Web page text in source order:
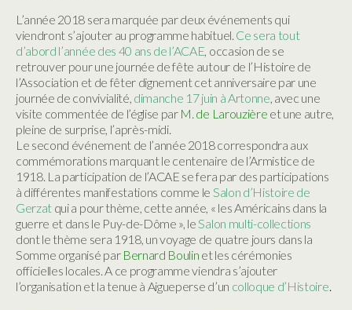
L’année 2018 sera marquée par deux événements qui
viendront s’ajouter au programme habituel. Ce sera tout
d’abord l’année des 40 ans de l’ACAE, occasion de se
retrouver pour une journée de fête autour de l’Histoire de
l’Association et de fêter dignement cet anniversaire par une
journée de convivialité, dimanche 17 juin à Artonne, avec une
visite commentée de l’église par M. de Larouzière et une autre,
pleine de surprise, l’après-midi.
Le second événement de l’année 2018 correspondra aux
commémorations marquant le centenaire de l’Armistice de
1918. La participation de l’ACAE se fera par des participations
à différentes manifestations comme le Salon d’Histoire de
Gerzat qui a pour thème, cette année, « les Américains dans la
guerre et dans le Puy-de-Dôme », leSalon multi-collections
dont le thème sera 1918, un voyage de quatre jours dans la
Somme organisé par Bernard Boulin et les cérémonies
officielles locales. A ce programme viendra s’ajouter
l’organisation et la tenue à Aigueperse d’un colloque d’Histoire.